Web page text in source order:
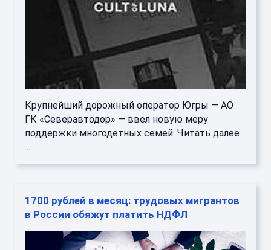
Крупнейший дорожный оператор Югры — АО
ГК «Северавтодор» — ввел новую меру
поддержки многодетных семей. Читать далее
...
1700 рублей в месяц: трудовых мигрантов
в России обяжут платить НДФЛ